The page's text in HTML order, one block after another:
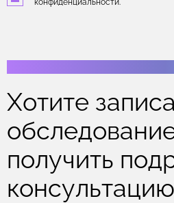
конфиденциальности.
Хотите
получить